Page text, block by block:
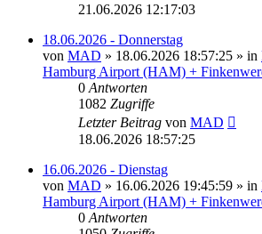
21.06.2026 12:17:03
18.06.2026 - Donnerstag
von MAD » 18.06.2026 18:57:25 » in
Hamburg Airport (HAM) +
0 Antworten
1082 Zugriffe
Letzter Beitrag von MAD
18.06.2026 18:57:25
16.06.2026 - Dienstag
von MAD » 16.06.2026 19:45:59 » in
Hamburg Airport (HAM) +
0 Antworten